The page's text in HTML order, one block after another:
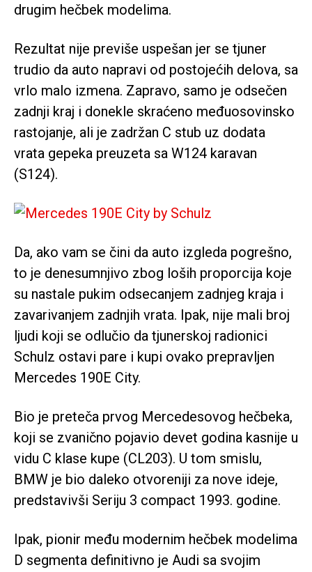
drugim hečbek modelima.
Rezultat nije previše uspešan jer se tjuner
trudio da auto napravi od postojećih delova, sa
vrlo malo izmena. Zapravo, samo je odsečen
zadnji kraj i donekle skraćeno međuosovinsko
rastojanje, ali je zadržan C stub uz dodata
vrata gepeka preuzeta sa W124 karavan
(S124).
Da, ako vam se čini da auto izgleda pogrešno,
to je denesumnjivo zbog loših proporcija koje
su nastale pukim odsecanjem zadnjeg kraja i
zavarivanjem zadnjih vrata. Ipak, nije mali broj
ljudi koji se odlučio da tjunerskoj radionici
Schulz ostavi pare i kupi ovako prepravljen
Mercedes 190E City.
Bio je preteča prvog Mercedesovog hečbeka,
koji se zvanično pojavio devet godina kasnije u
vidu C klase kupe (CL203). U tom smislu,
BMW je bio daleko otvoreniji za nove ideje,
predstavivši Seriju 3 compact 1993. godine.
Ipak, pionir među modernim hečbek modelima
D segmenta definitivno je Audi sa svojim